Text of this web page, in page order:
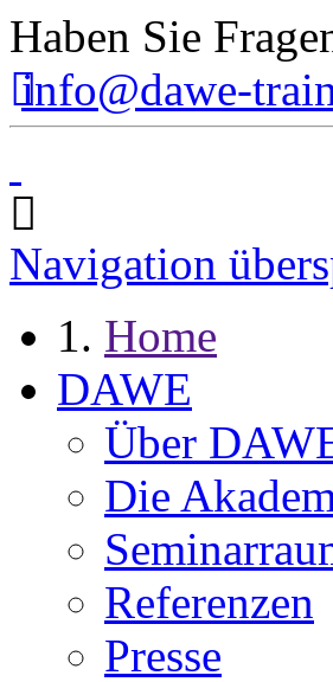
Haben Sie
info@dawe-
Navigation
Home
DAWE
Über
Die
Referenzen
Presse